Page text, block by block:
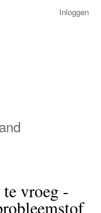
Inloggen
vroeg -